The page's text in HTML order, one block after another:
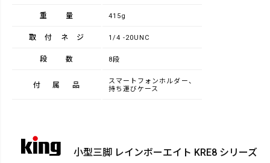
重量 415g
取付ネジ 1/4 -20UNC
段数 8段
付属品
スマートフォンホルダー、
持ち運びケース
小型三脚 レインボーエイト KRE8 シリーズ